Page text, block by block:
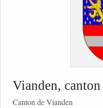
Vianden, canton
Canton de Vianden